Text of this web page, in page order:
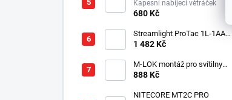
Kapesní nabíjecí větráček
680 Kč
Streamlight ProTac 1L-1AA
taktická svítilna, 350 lm, 160
1 482 Kč
M-LOK montáž pro svítilny
Streamlight Rail Mount
888 Kč
NITECORE MT2C PRO